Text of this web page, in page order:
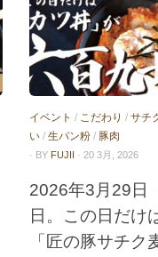
イベント / こだわり / サチ
い / 生パン粉 / 豚肉
· BY FUJII · 20 3月, 2026
2026年3月29日
日。この日だけ
「匠の豚サチク